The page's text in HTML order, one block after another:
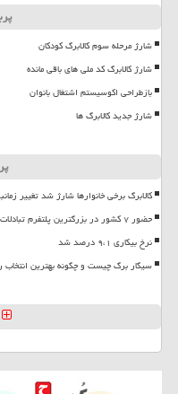
شارژ مرحله سوم کالابرگ کودکان
شارژ کالابرگ کد ملی های باقی مانده
بازطراحی اکوسیستم اشتغال بانوان
شارژ جدید کالابرگ ها
کالابرگ برخی خانوارها شارژ شد تغییر
حضور ۷ کشور در بزرگترین پلتفرم تبادلات تجاری حوزه ساخت وساز
نرخ بیکاری ۹،۱ درصد شد
سیگار برگ چیست و چگونه بهترین انتخاب